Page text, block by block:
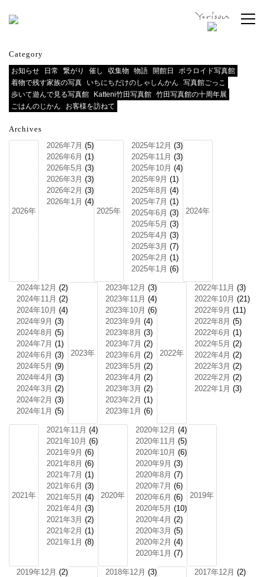
Category
お知らせ 日常 繋がり 催し 収集物 物語 開館日
ポラロイド写真館
着物で残す家族の写真
いちにちだけのしゃしんかん
写真館ごっこ
歩いて遊んで見る写真館
Katteni竹田写真館 竹田写真館の十周年展
ごはんのじかん
お客様を訪ねて
Archives
2026年
2026年7月 (5)
2026年6月 (1)
2026年5月 (3)
2026年3月 (3)
2026年2月 (3)
2026年1月 (4)
2025年
2025年12月 (3)
2025年11月 (3)
2025年10月 (4)
2025年9月 (1)
2025年8月 (4)
2025年7月 (1)
2025年6月 (3)
2025年5月 (3)
2025年4月 (3)
2025年3月 (7)
2025年2月 (1)
2025年1月 (6)
2024年
2024年12月 (2)
2024年11月 (2)
2024年10月 (4)
2024年9月 (3)
2024年8月 (5)
2024年7月 (1)
2024年6月 (3)
2024年5月 (9)
2024年4月 (3)
2024年3月 (2)
2024年2月 (3)
2024年1月 (5)
2023年
2023年12月 (3)
2023年11月 (4)
2023年10月 (6)
2023年9月 (4)
2023年8月 (3)
2023年7月 (2)
2023年6月 (2)
2023年5月 (2)
2023年4月 (2)
2023年3月 (2)
2023年2月 (1)
2023年1月 (6)
2022年
2022年11月 (3)
2022年10月 (21)
2022年9月 (11)
2022年8月 (5)
2022年6月 (1)
2022年5月 (2)
2022年4月 (2)
2022年3月 (2)
2022年2月 (2)
2022年1月 (3)
2021年
2021年11月 (4)
2021年10月 (6)
2021年9月 (6)
2021年8月 (6)
2021年7月 (1)
2021年6月 (3)
2021年5月 (4)
2021年4月 (3)
2021年3月 (2)
2021年2月 (1)
2021年1月 (8)
2020年
2020年12月 (4)
2020年11月 (5)
2020年10月 (6)
2020年9月 (3)
2020年8月 (7)
2020年7月 (6)
2020年6月 (6)
2020年5月 (10)
2020年4月 (2)
2020年3月 (5)
2020年2月 (4)
2020年1月 (7)
2019年
2019年12月 (2)
2018年12月 (3)
2017年12月 (2)